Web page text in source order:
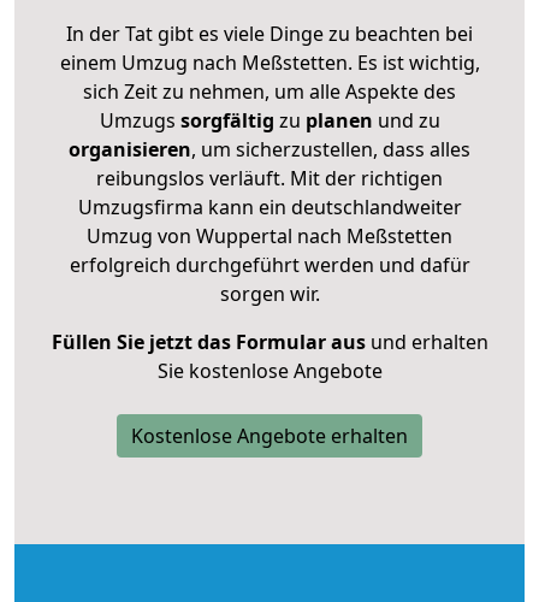
In der Tat gibt es viele Dinge zu beachten bei
einem Umzug nach Meßstetten. Es ist wichtig,
sich Zeit zu nehmen, um alle Aspekte des
Umzugs sorgfältig zu planen und zu
organisieren, um sicherzustellen, dass alles
reibungslos verläuft. Mit der richtigen
Umzugsfirma kann ein deutschlandweiter
Umzug von Wuppertal nach Meßstetten
erfolgreich durchgeführt werden und dafür
sorgen wir.
Füllen Sie jetzt das Formular ausund erhalten
Sie kostenlose Angebote
Kostenlose Angebote erhalten